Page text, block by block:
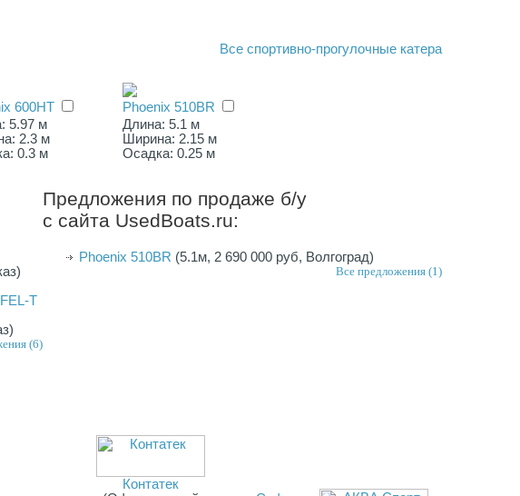
Все спортивно-прогулочные катера
600HT
5.97 м
2.3 м
0.3 м
Phoenix 510BR
Длина: 5.1 м
Ширина: 2.15 м
Осадка: 0.25 м
T
(6)
Предложения по продаже б/у
с сайта UsedBoats.ru:
Phoenix 510BR (5.1м, 2 690 000 руб, Волгоград)
Все предложения (1)
Контатек